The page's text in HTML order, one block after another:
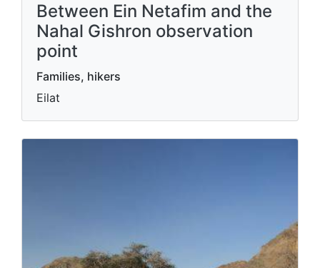
Between Ein Netafim and the
Nahal Gishron observation
point
Families, hikers
Eilat